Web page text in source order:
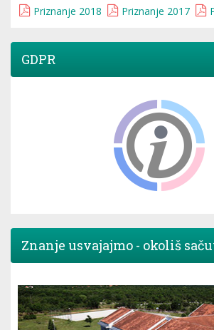
Priznanje 2018
Priznanje 2017
GDPR
Znanje usvajajmo - okoliš